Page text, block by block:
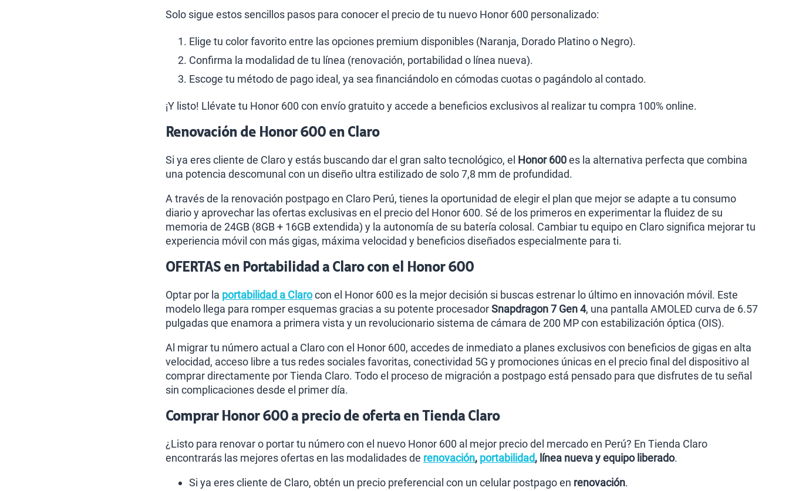
Solo sigue estos sencillos pasos para conocer el precio de tu nuevo Honor 600 personalizado:
Elige tu color favorito entre las opciones premium disponibles (Naranja, Dorado Platino o Negro).
Confirma la modalidad de tu línea (renovación, portabilidad o línea nueva).
Escoge tu método de pago ideal, ya sea financiándolo en cómodas cuotas o pagándolo al contado.
¡Y listo! Llévate tu Honor 600 con envío gratuito y accede a beneficios exclusivos al realizar tu compra 100% online.
Renovación de Honor 600 en Claro
Si ya eres cliente de Claro y estás buscando dar el gran salto tecnológico, el Honor 600es la alternativa perfecta que combina
una potencia descomunal con un diseño ultra estilizado de solo 7,8 mm de profundidad.
A través de la renovación postpago en Claro Perú, tienes la oportunidad de elegir el plan que mejor se adapte a tu consumo
diario y aprovechar las ofertas exclusivas en el precio del Honor 600. Sé de los primeros en experimentar la fluidez de su
memoria de 24GB (8GB + 16GB extendida) y la autonomía de su batería colosal. Cambiar tu equipo en Claro significa mejorar tu
experiencia móvil con más gigas, máxima velocidad y beneficios diseñados especialmente para ti.
OFERTAS en Portabilidad a Claro con el Honor 600
Optar por la portabilidad a Clarocon el Honor 600 es la mejor decisión si buscas estrenar lo último en innovación móvil. Este
modelo llega para romper esquemas gracias a su potente procesadorSnapdragon 7 Gen 4, una pantalla AMOLED curva de 6.57
pulgadas que enamora a primera vista y un revolucionario sistema de cámara de 200 MP con estabilización óptica (OIS).
Al migrar tu número actual a Claro con el Honor 600, accedes de inmediato a planes exclusivos con beneficios de gigas en alta
velocidad, acceso libre a tus redes sociales favoritas, conectividad 5G y promociones únicas en el precio final del dispositivo al
comprar directamente por Tienda Claro. Todo el proceso de migración a postpago está pensado para que disfrutes de tu señal
sin complicaciones desde el primer día.
Comprar Honor 600 a precio de oferta en Tienda Claro
¿Listo para renovar o portar tu número con el nuevo Honor 600 al mejor precio del mercado en Perú? En Tienda Claro
encontrarás las mejores ofertas en las modalidades de renovación, portabilidad, línea nueva y equipo liberado.
Si ya eres cliente de Claro, obtén un precio preferencial con un celular postpago en renovación.